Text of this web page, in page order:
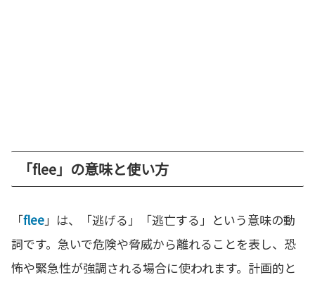
「flee」の意味と使い方
「flee」は、「逃げる」「逃亡する」という意味の動
詞です。急いで危険や脅威から離れることを表し、恐
怖や緊急性が強調される場合に使われます。計画的と